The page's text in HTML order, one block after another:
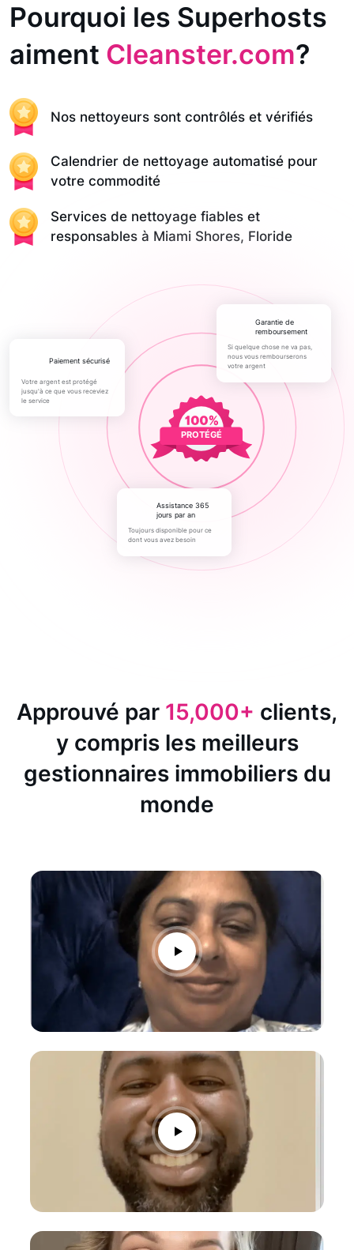
Pourquoi les Superhosts
aiment Cleanster.com?
Nos nettoyeurs sont contrôlés et vérifiés
Calendrier de nettoyage automatisé pour
votre commodité
Services de nettoyage fiables et
responsables à Miami Shores, Floride
PROTÉGÉ
paiement sécurisé
Votre argent est protégé
jusqu'à ce que vous receviez
le service
Garantie de
remboursement
Si quelque chose ne va pas,
nous vous rembourserons
votre argent
Assistance 365
jours par an
Toujours disponible pour ce
dont vous avez besoin
Approuvé par 15,000+ clients,
y compris les meilleurs
gestionnaires immobiliers du
monde